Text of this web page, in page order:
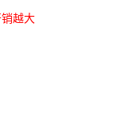
越大